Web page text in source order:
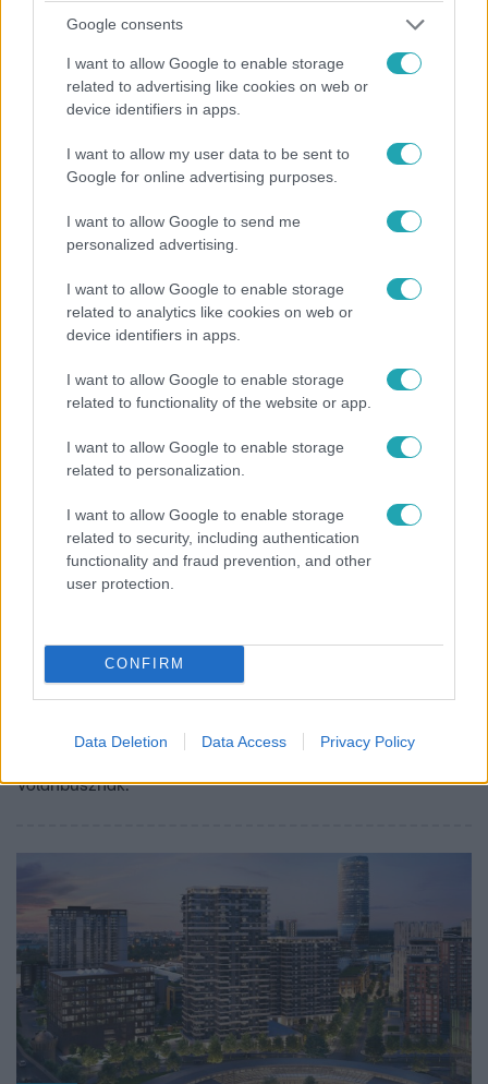
Google consents
I want to allow Google to enable storage
related to advertising like cookies on web or
device identifiers in apps.
I want to allow my user data to be sent to
Google for online advertising purposes.
I want to allow Google to send me
personalized advertising.
I want to allow Google to enable storage
related to analytics like cookies on web or
device identifiers in apps.
I want to allow Google to enable storage
related to functionality of the website or app.
I want to allow Google to enable storage
related to personalization.
I want to allow Google to enable storage
related to security, including authentication
functionality and fraud prevention, and other
user protection.
CONFIRM
Data Deletion Data Access Privacy Policy
Belföld
2024. február 23. 10:53
Orbán Viktor: További négy géppel bővül a Gripen-
flotta
Meghosszabbította a 14 JAS39-es típusú Gripenről szóló
lízingszerződést Svédország és Magyarország, emellett
született – közölte Orbán Viktor miniszterelnök, miután a
Karmelita kolostorban fogadta Ulf Kristersson svéd
kormányfőt. Az üzlet részletei egyelőre nem ismertek, így
nem tudni, pontosan mennyibe kerül az újabb gépek
2024. január 31. 11:46
Volán-sztrájk: eddig nyolc szakszervezettel
állapodott meg Lázár
Már csak a Szolidaritás Autóbusz-közlekedési
Volánbusznak.